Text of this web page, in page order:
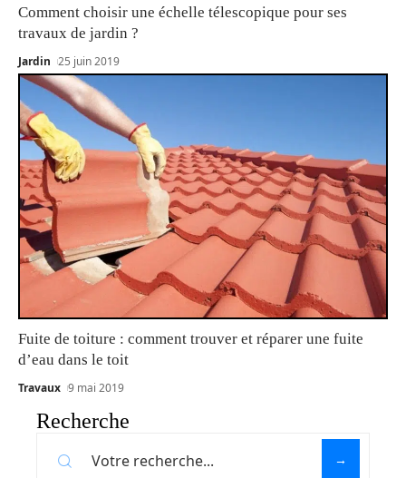
Comment choisir une échelle télescopique pour ses
travaux de jardin ?
Jardin 25 juin 2019
Fuite de toiture : comment trouver et réparer une fuite
d’eau dans le toit
Travaux 9 mai 2019
Recherche